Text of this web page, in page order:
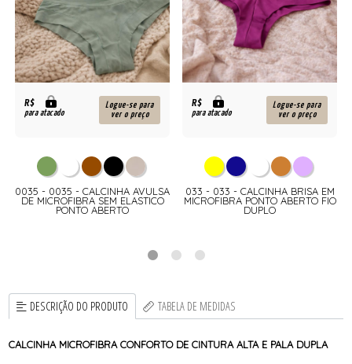
R$
para atacado
Logue-se para
ver o preço
0035 - 0035 - CALCINHA AVULSA
DE MICROFIBRA SEM ELASTICO
PONTO ABERTO
R$
para atacado
Logue-se para
ver o preço
033 - 033 - CALCINHA BRISA EM
MICROFIBRA PONTO ABERTO FIO
DUPLO
DESCRIÇÃO DO PRODUTO TABELA DE MEDIDAS
CALCINHA MICROFIBRA CONFORTO DE CINTURA ALTA E PALA DUPLA